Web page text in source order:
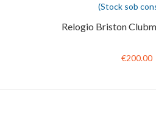
(Stock sob
Relogio Briston
€200.00